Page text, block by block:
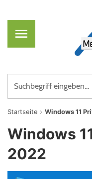
Startseite Windows 11
Windows
2022